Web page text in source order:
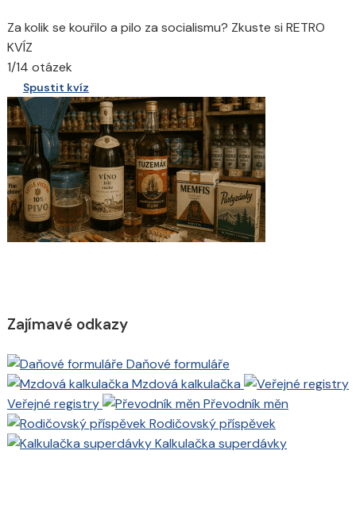
Za kolik se kouřilo a pilo za socialismu? Zkuste si RETRO
KVÍZ
1/14 otázek
Spustit kvíz
Zajímavé odkazy
Daňové formuláře
Mzdová kalkulačka
Veřejné registry
Převodník měn
Rodičovský příspěvek
Kalkulačka superdávky